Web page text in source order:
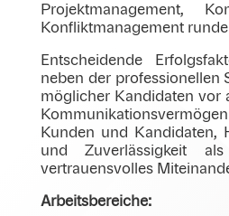
Projektmanagement,
Konfliktmanagement
Entscheidende
neben der professionellen
möglicher Kandidaten vor
Kunden und Kandidaten,
und Zuverlässigkeit
vertrauensvolles
Arbeitsbereiche: